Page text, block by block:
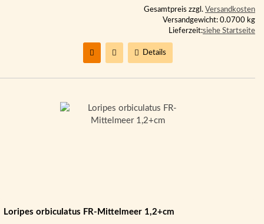
Gesamtpreis zzgl. Versandkosten
Versandgewicht: 0.0700 kg
Lieferzeit:siehe Startseite
Details
Loripes orbiculatus FR-Mittelmeer 1,2+cm